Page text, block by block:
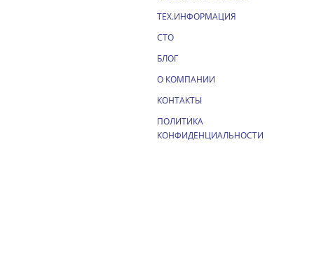
ТЕХ.ИНФОРМАЦИЯ
СТО
БЛОГ
О КОМПАНИИ
КОНТАКТЫ
ПОЛИТИКА
КОНФИДЕНЦИАЛЬНОСТИ